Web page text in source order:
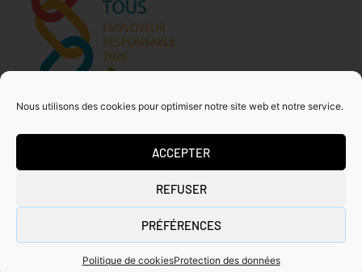
Nous utilisons des cookies pour optimiser notre site web et notre service.
ACCEPTER
REFUSER
PRÉFÉRENCES
Politique de cookiesProtection des données
Mentions légales